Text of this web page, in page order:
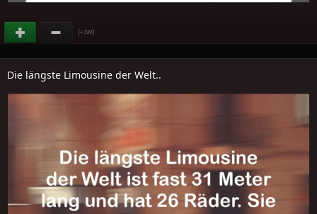
(+199)
Die längste Limousine der Welt..